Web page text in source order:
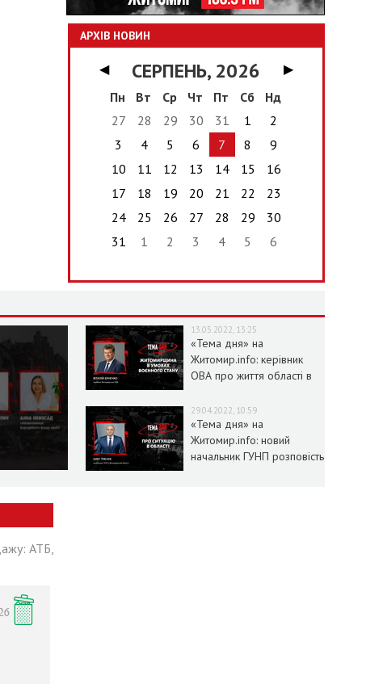
АРХІВ НОВИН
◀ СЕРПЕНЬ, 2026
▶
Пн
Вт Ср Чт Пт Сб
Нд
27
28 29 30 31 1
2
3
4 5 6 7 8
9
10
11 12 13 14 15
16
17
18 19 20 21 22
23
24
25 26 27 28 29
30
31
1 2 3 4 5 6
13.05.2022, 13:25
«Тема дня» на
Житомир.info: керівник
ОВА про життя області в
29.04.2022, 10:59
«Тема дня» на
Житомир.info: новий
начальник ГУНП розповість
АТБ,